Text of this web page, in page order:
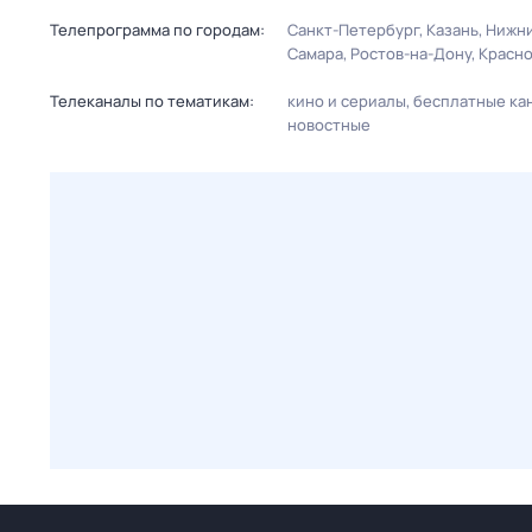
Телепрограмма по городам: Санкт-Петербург Казань
Самара Ростов-на-Дону
Телеканалы по тематикам: кино и сериалы бесплатные
новостные